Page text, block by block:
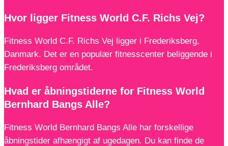
Hvor ligger Fitness World C.F. Richs Vej?
Fitness World C.F. Richs Vej ligger i Frederiksberg,
Danmark. Det er en populær fitnesscenter beliggende i
Frederiksberg området.
Hvad er åbningstiderne for Fitness World
Bernhard Bangs Alle?
Fitness World Bernhard Bangs Alle har forskellige
åbningstider afhængigt af ugedagen. Du kan finde de